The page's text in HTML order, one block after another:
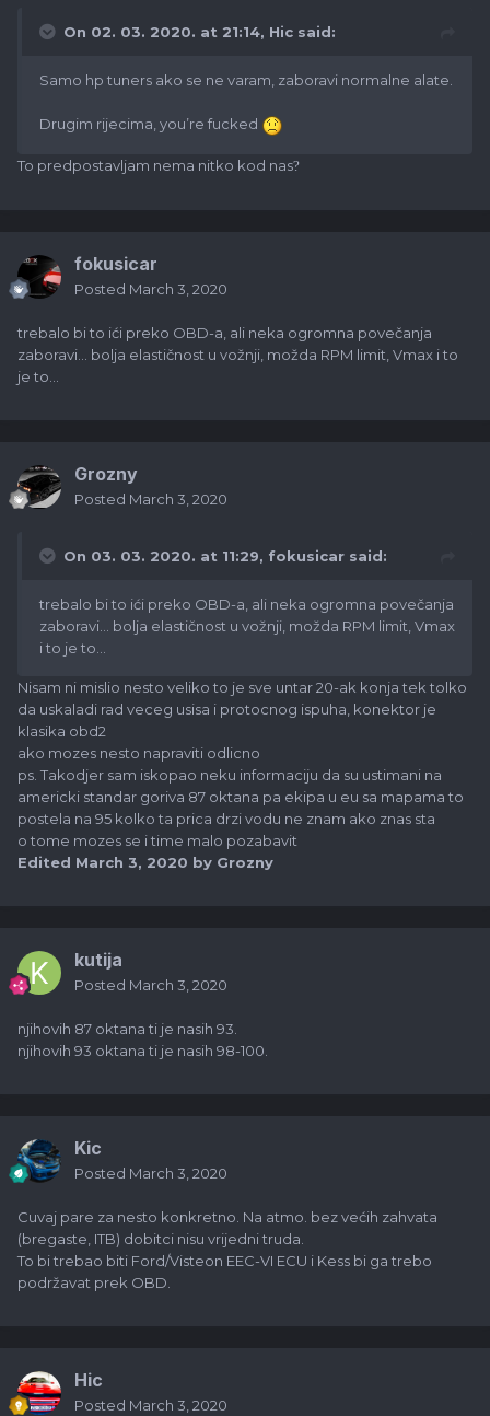
On 02. 03. 2020. at 21:14, Hic said:
Samo hp tuners ako se ne varam, zaboravi normalne alate.
Drugim rijecima, you’re fucked
To predpostavljam nema nitko kod nas?
fokusicar
Posted March 3, 2020
trebalo bi to ići preko OBD-a, ali neka ogromna povečanja
zaboravi... bolja elastičnost u vožnji, možda RPM limit, Vmax i to
je to...
Grozny
Posted March 3, 2020
On 03. 03. 2020. at 11:29, fokusicar said:
trebalo bi to ići preko OBD-a, ali neka ogromna povečanja
zaboravi... bolja elastičnost u vožnji, možda RPM limit, Vmax
i to je to...
Nisam ni mislio nesto veliko to je sve untar 20-ak konja tek tolko
da uskaladi rad veceg usisa i protocnog ispuha, konektor je
klasika obd2
ako mozes nesto napraviti odlicno
ps. Takodjer sam iskopao neku informaciju da su ustimani na
americki standar goriva 87 oktana pa ekipa u eu sa mapama to
postela na 95 kolko ta prica drzi vodu ne znam ako znas sta
o tome mozes se i time malo pozabavit
Edited March 3, 2020 by Grozny
kutija
Posted March 3, 2020
njihovih 87 oktana ti je nasih 93.
njihovih 93 oktana ti je nasih 98-100.
Kic
Posted March 3, 2020
Cuvaj pare za nesto konkretno. Na atmo. bez većih zahvata
(bregaste, ITB) dobitci nisu vrijedni truda.
To bi trebao biti Ford/Visteon EEC-VI ECU i Kess bi ga trebo
podržavat prek OBD.
Hic
Posted March 3, 2020